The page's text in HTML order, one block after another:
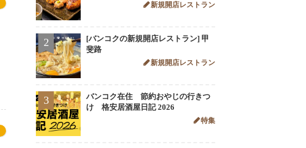
新規開店レストラン
2
[バンコクの新規開店レストラン] 甲
斐路
新規開店レストラン
3
バンコク在住 節約おやじの行きつ
け 格安居酒屋日記 2026
特集